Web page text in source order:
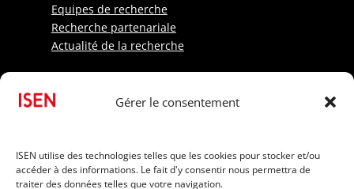
Gérer le consentement
ISEN utilise des technologies telles que les cookies pour stocker et/ou
accéder à des informations. Le fait d'y consentir nous permettra de
traiter des données telles que votre navigation.
Equipes de recherche
Recherche partenariale
Actualité de la recherche
Etudiants
Sportifs
Frais de scolarité
Financer ses études